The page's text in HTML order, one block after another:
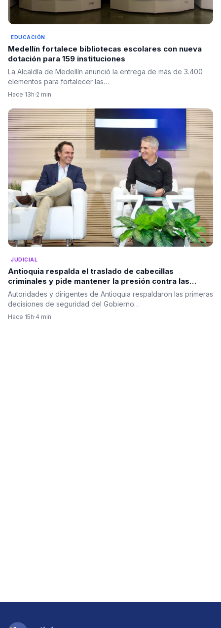
EDUCACIÓN
Medellín fortalece bibliotecas escolares con nueva
dotación para 159 instituciones
La Alcaldía de Medellín anunció la entrega de más de 3.400
elementos para fortalecer las…
Hace 13h·2 min
JUDICIAL
Antioquia respalda el traslado de cabecillas
criminales y pide mantener la presión contra las
estructuras ilegales
Autoridades y dirigentes de Antioquia respaldaron las primeras
decisiones de seguridad del Gobierno…
Hace 15h·4 min